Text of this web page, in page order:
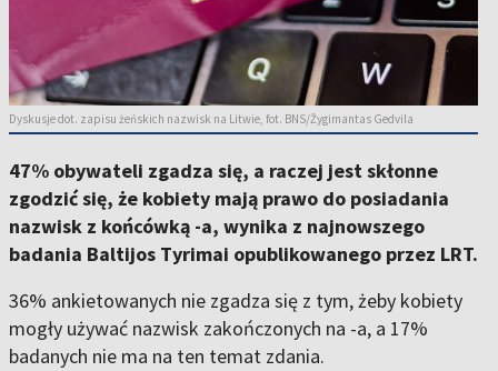
Dyskusje dot. zapisu żeńskich nazwisk na Litwie, fot. BNS/Žygimantas Gedvila
47% obywateli zgadza się, a raczej jest skłonne
zgodzić się, że kobiety mają prawo do posiadania
nazwisk z końcówką -a, wynika z najnowszego
badania Baltijos Tyrimai opublikowanego przez LRT.
36% ankietowanych nie zgadza się z tym, żeby kobiety
mogły używać nazwisk zakończonych na -a, a 17%
badanych nie ma na ten temat zdania.